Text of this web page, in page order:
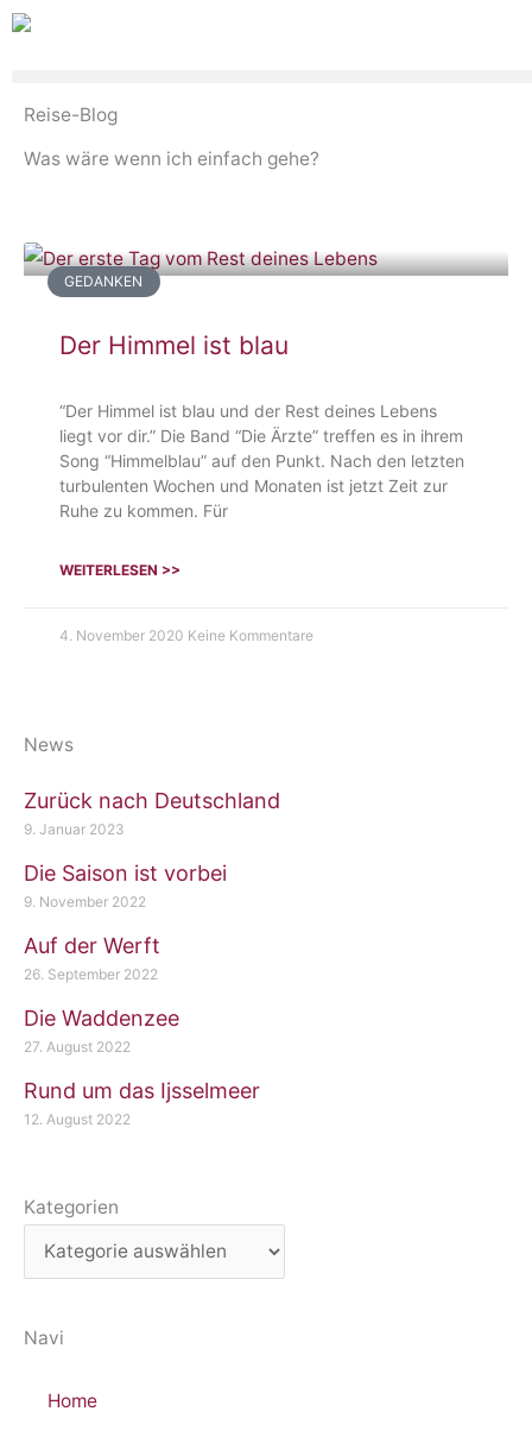
Zum
Reise-Blog
Was wäre wenn ich einfach gehe?
GEDANKEN
Der Himmel ist blau
“Der Himmel ist blau und der Rest deines Lebens
liegt vor dir.” Die Band “Die Ärzte” treffen es in ihrem
Song “Himmelblau” auf den Punkt. Nach den letzten
turbulenten Wochen und Monaten ist jetzt Zeit zur
Ruhe zu kommen. Für
WEITERLESEN >>
4. November 2020 Keine Kommentare
News
Zurück nach Deutschland
9. Januar 2023
Die Saison ist vorbei
9. November 2022
Auf der Werft
26. September 2022
Die Waddenzee
27. August 2022
Rund um das Ijsselmeer
12. August 2022
Kategorien
Kategorien
Navi
Home